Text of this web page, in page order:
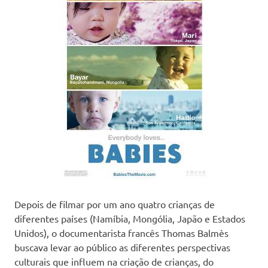
Depois de filmar por um ano quatro crianças de
diferentes países (Namíbia, Mongólia, Japão e Estados
Unidos), o documentarista francês Thomas Balmès
buscava levar ao público as diferentes perspectivas
culturais que influem na criação de crianças, do